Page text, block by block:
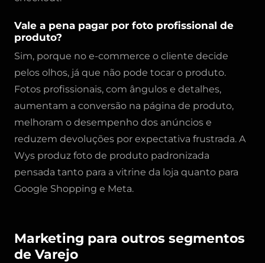
Vale a pena pagar por foto profissional de
produto?
Sim, porque no e-commerce o cliente decide
pelos olhos, já que não pode tocar o produto.
Fotos profissionais, com ângulos e detalhes,
aumentam a conversão na página de produto,
melhoram o desempenho dos anúncios e
reduzem devoluções por expectativa frustrada. A
Wys produz foto de produto padronizada
pensada tanto para a vitrine da loja quanto para
Google Shopping e Meta.
Marketing para outros segmentos
de Varejo